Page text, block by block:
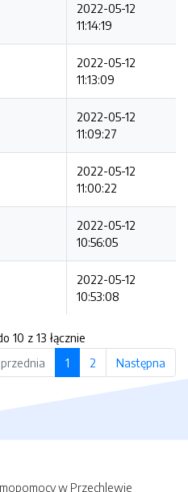
2022-05-12
11:14:19
2022-05-12
11:13:09
2022-05-12
11:09:27
2022-05-12
11:00:22
2022-05-12
10:56:05
2022-05-12
10:53:08
10 z 13 łącznie
1 2 Następna
w Przechlewie